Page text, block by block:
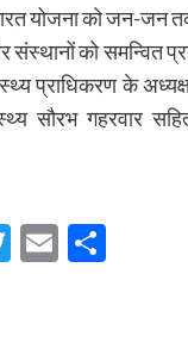
योजना को जन-जन
संस्थानों को समन्वित
प्राधिकरण के
सौरभ गहरवार
Twitter
EmailShare